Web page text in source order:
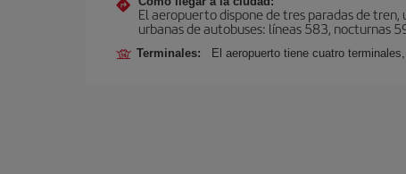
El aeropuerto dispone de tres paradas de
urbanas de autobuses: líneas 583, nocturnas
Terminales: El aeropuerto tiene cuatro